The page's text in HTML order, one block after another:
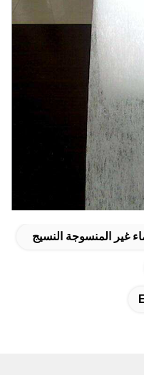
غير المنسوجة النسيج